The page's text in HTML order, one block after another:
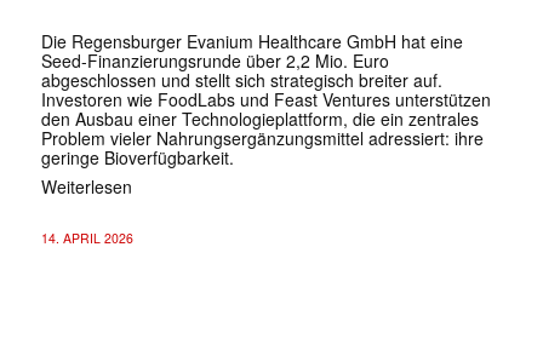
Die Regensburger Evanium Healthcare GmbH hat eine
Seed-Finanzierungsrunde über 2,2 Mio. Euro
abgeschlossen und stellt sich strategisch breiter auf.
Investoren wie FoodLabs und Feast Ventures unterstützen
den Ausbau einer Technologieplattform, die ein zentrales
Problem vieler Nahrungsergänzungsmittel adressiert: ihre
geringe Bioverfügbarkeit.
Weiterlesen
14. APRIL 2026